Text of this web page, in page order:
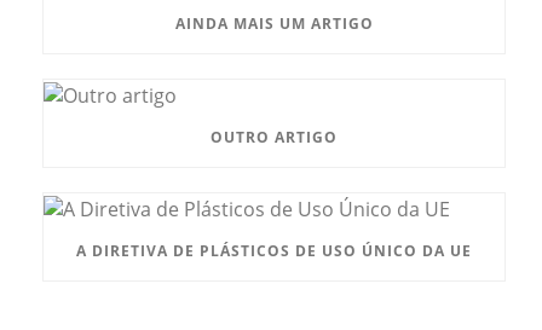
AINDA MAIS UM ARTIGO
OUTRO ARTIGO
A DIRETIVA DE PLÁSTICOS DE USO ÚNICO DA UE